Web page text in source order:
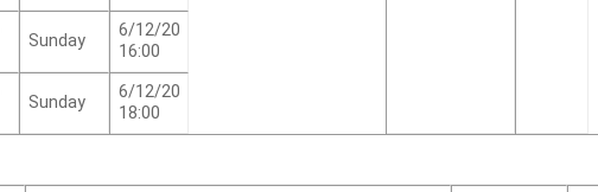
Sunday
6/12/20
16:00
Sunday
6/12/20
18:00